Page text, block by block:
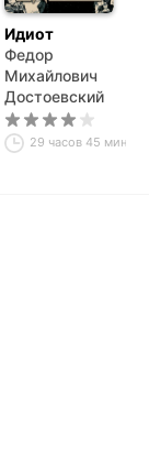
Идиот
Федор
Михайлович
Достоевский
29 часов 45 минут